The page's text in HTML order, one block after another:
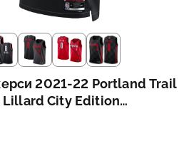
2021-22 Portland Trail
Lillard City Edition